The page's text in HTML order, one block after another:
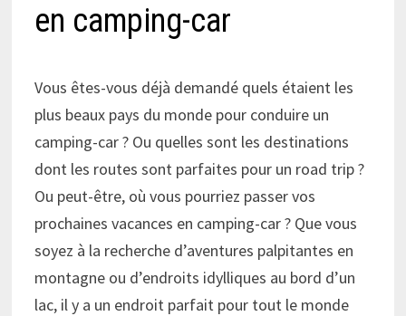
en camping-car
Vous êtes-vous déjà demandé quels étaient les
plus beaux pays du monde pour conduire un
camping-car ? Ou quelles sont les destinations
dont les routes sont parfaites pour un road trip ?
Ou peut-être, où vous pourriez passer vos
prochaines vacances en camping-car ? Que vous
soyez à la recherche d’aventures palpitantes en
montagne ou d’endroits idylliques au bord d’un
lac, il y a un endroit parfait pour tout le monde